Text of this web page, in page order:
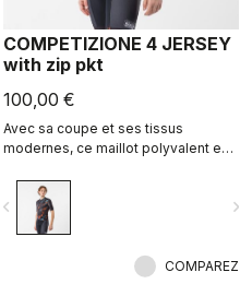
COMPETIZIONE 4 JERSEY
with zip pkt
100,00 €
Avec sa coupe et ses tissus
modernes, ce maillot polyvalent est
navigate_next
COMPAREZ